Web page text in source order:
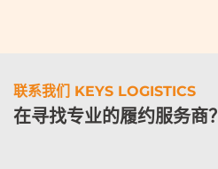
联系我们 KEYS LOGISTICS
在寻找专业的履约服务商？